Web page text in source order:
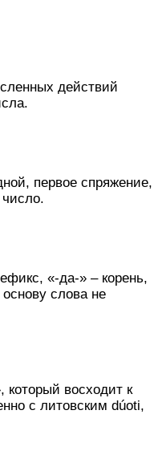
действий
первое спряжение,
«-да-» – корень,
слова не
который восходит к
с литовским dúoti,